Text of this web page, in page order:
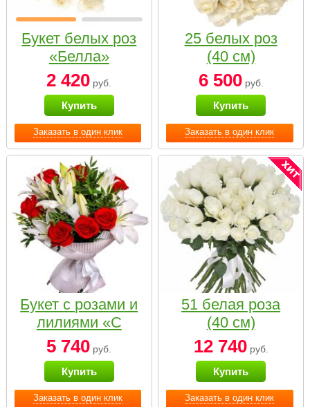
Заказать в один клик
Букет белых роз
«Белла»
2 420 руб.
Купить
Заказать в один клик
25 белых роз
(40 см)
6 500руб.
Купить
Заказать в один клик
Букет с розами и
лилиями «С
наилучшими
пожеланиями»
5 740 руб.
Купить
Заказать в один клик
51 белая роза
(40 см)
12 740руб.
Купить